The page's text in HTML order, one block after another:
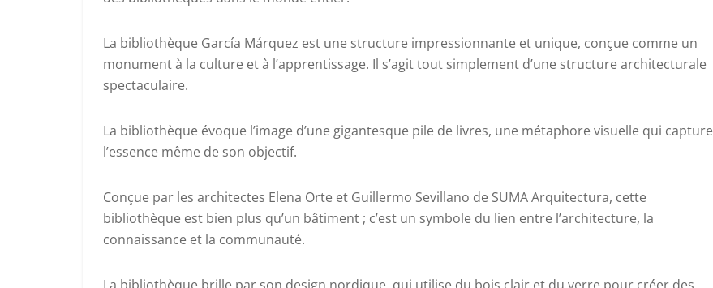
La bibliothèque García Márquez est une structure impressionnante et unique, conçue comme un
monument à la culture et à l’apprentissage. Il s’agit tout simplement d’une structure architecturale
spectaculaire.
La bibliothèque évoque l’image d’une gigantesque pile de livres, une métaphore visuelle qui capture
l’essence même de son objectif.
Conçue par les architectes Elena Orte et Guillermo Sevillano de SUMA Arquitectura, cette
bibliothèque est bien plus qu’un bâtiment ; c’est un symbole du lien entre l’architecture, la
connaissance et la communauté.
La bibliothèque brille par son design nordique, qui utilise du bois clair et du verre pour créer des